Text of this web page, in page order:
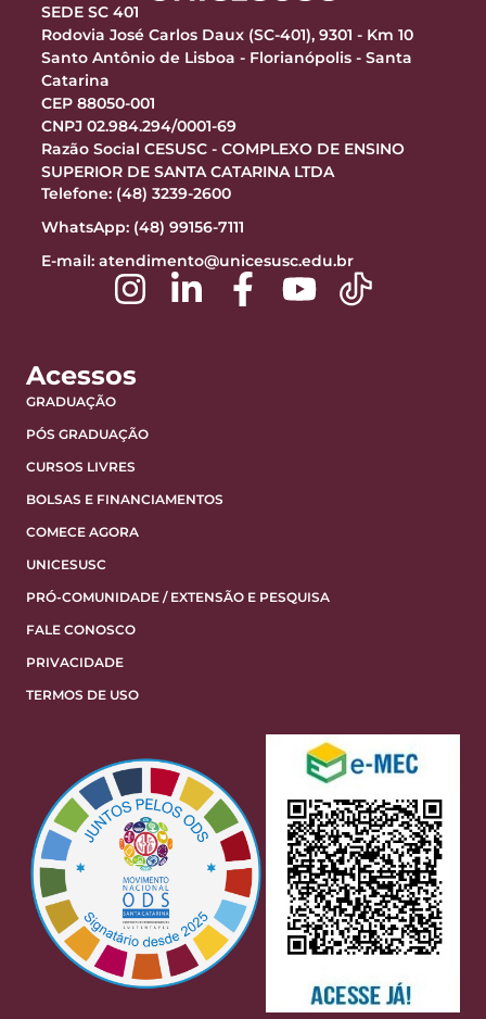
SEDE SC 401
Rodovia José Carlos Daux (SC-401), 9301 - Km 10
Santo Antônio de Lisboa - Florianópolis - Santa
Catarina
CEP 88050-001
CNPJ 02.984.294/0001-69
Razão Social CESUSC - COMPLEXO DE ENSINO
SUPERIOR DE SANTA CATARINA LTDA
Telefone: (48) 3239-2600
WhatsApp: (48) 99156-7111
E-mail: atendimento@unicesusc.edu.br
Acessos
GRADUAÇÃO
PÓS GRADUAÇÃO
CURSOS LIVRES
BOLSAS E FINANCIAMENTOS
COMECE AGORA
UNICESUSC
PRÓ-COMUNIDADE / EXTENSÃO E PESQUISA
FALE CONOSCO
PRIVACIDADE
TERMOS DE USO